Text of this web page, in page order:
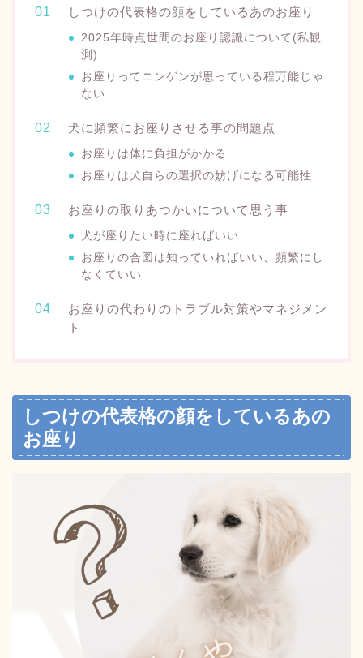
しつけの代表格の顔をしているあのお座り
2025年時点世間のお座り認識について(私観
測)
お座りってニンゲンが思っている程万能じゃ
ない
犬に頻繁にお座りさせる事の問題点
お座りは体に負担がかかる
お座りは犬自らの選択の妨げになる可能性
お座りの取りあつかいについて思う事
犬が座りたい時に座ればいい
お座りの合図は知っていればいい、頻繁にし
なくていい
お座りの代わりのトラブル対策やマネジメン
ト
しつけの代表格の顔をしているあの
お座り